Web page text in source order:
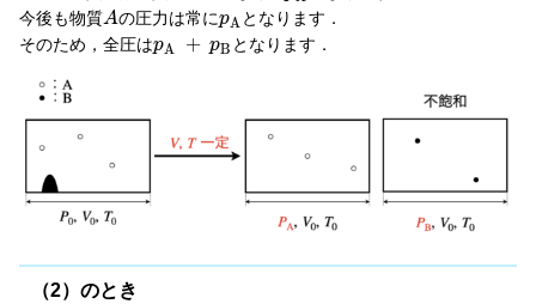
今後も物質Aの圧力は常にpA となります．
そのため，全圧はpA + pB となります．
（2）のとき